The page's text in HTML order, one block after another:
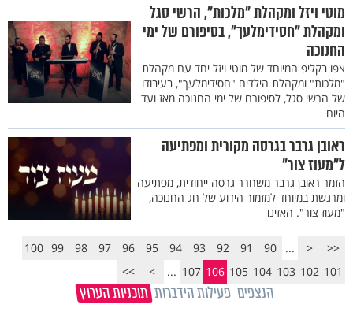
מוטי ויזל ומקהלת "מלכות", הרשי סגל
ומקהלת "חסידימלעך", בסיפורם של ימי
החנוכה
צפו בקליפ המיוחד של מוטי ויזל יחד עם מקהלת
"מלכות" ומקהלת הילדים "חסידימלעך", בעיבודו
של הרשי סגל, לסיפורם של ימי החנוכה מאז ועד
היום
ראובן גרבר בגרסה מקורית ומפתיעה
ל"מעוז צור"
הזמר ראובן גרבר משחרר גרסה ייחודית, מפתיעה
ומרגשת במיוחד למזמור הידוע של חג החנוכה,
"מעוז צור". האזינו
<<
<
...
90
91
92
93
94
95
96
97
98
99
100
101
102
103
104
105
106
107
...
>
>>
הנצפים פעילות הידברות תוכניות הערוץ